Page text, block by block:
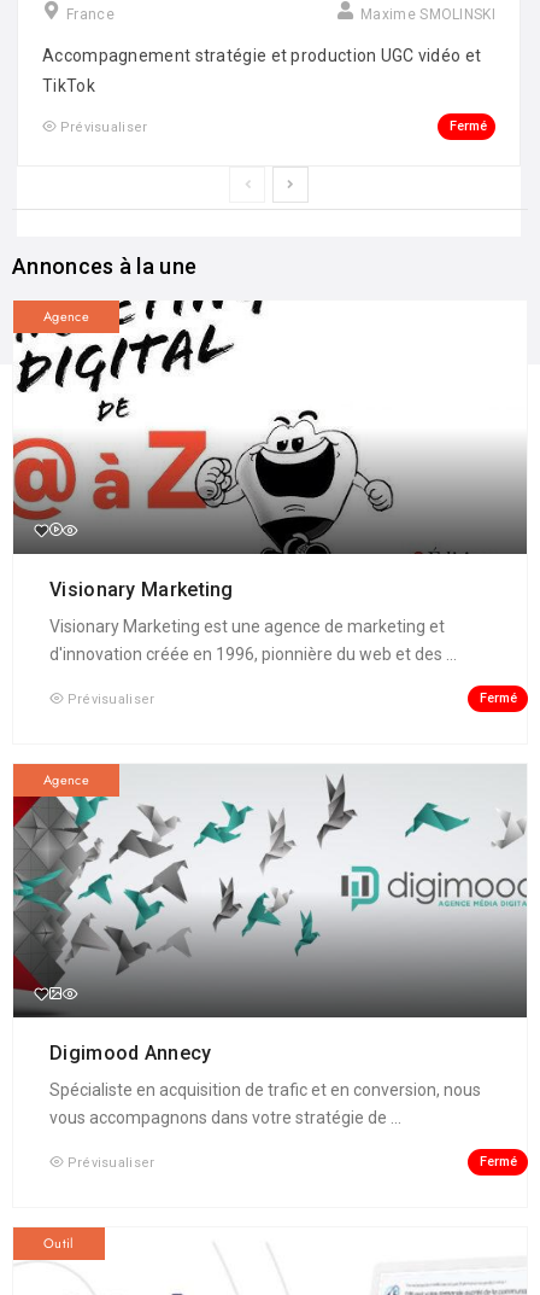
France Maxime SMOLINSKI
Accompagnement stratégie et production UGC vidéo et
TikTok
Prévisualiser Fermé
Annonces à la une
Agence
Visionary Marketing
Visionary Marketing est une agence de marketing et
d'innovation créée en 1996, pionnière du web et des ...
Prévisualiser Fermé
Agence
Digimood Annecy
Spécialiste en acquisition de trafic et en conversion, nous
vous accompagnons dans votre stratégie de ...
Prévisualiser Fermé
Outil